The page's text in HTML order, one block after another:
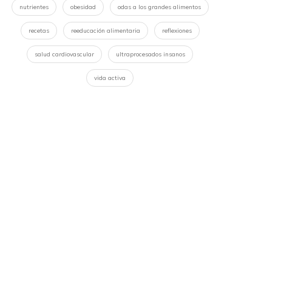
nutrientes obesidad odas a los grandes alimentos
recetas reeducación alimentaria reflexiones
salud cardiovascular ultraprocesados insanos
vida activa